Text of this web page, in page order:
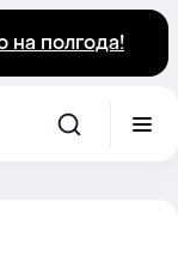
на полгода!